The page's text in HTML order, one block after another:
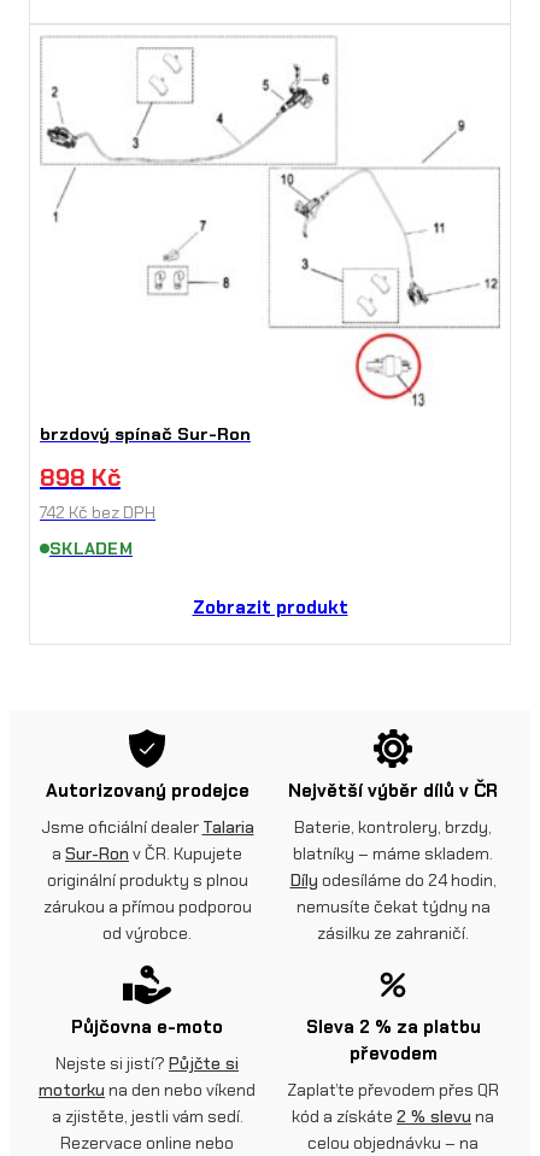
brzdový spínač Sur-Ron
898 Kč
742 Kč bez DPH
SKLADEM
Zobrazit produkt
Autorizovaný prodejce
Jsme oficiální dealer Talaria
a Sur-Ron v ČR. Kupujete
originální produkty s plnou
zárukou a přímou podporou
od výrobce.
Největší výběr dílů v ČR
Baterie, kontrolery, brzdy,
blatníky – máme skladem.
Díly odesíláme do 24 hodin,
nemusíte čekat týdny na
zásilku ze zahraničí.
Půjčovna e-moto
Nejste si jistí? Půjčte si
motorku na den nebo víkend
a zjistěte, jestli vám sedí.
Rezervace online nebo
Sleva 2 % za platbu
převodem
Zaplaťte převodem přes QR
kód a získáte 2 % slevu na
celou objednávku – na